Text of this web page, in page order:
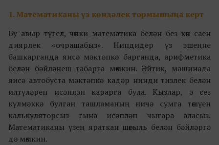
1. Математиканы үз көндәлек тормышыңа керт
Бу авыр түгел, чөнки математика белән без көн саен
диярлек «очрашабыз». Ниндидер үз эшеңне
башкарганда яисә мәктәпкә барганда, арифметика
белән бәйләнеш табарга мөмкин. Әйтик, машинада
яисә автобуста мәктәпкә кадәр нинди тизлек белән
илтүләрен исәпләп карарга була. Кызлар, ә сез
күлмәккә булган ташламаның ничә сумга төшүен
калькуляторсыз гына исәпләп чыгара аласыз.
Математиканы үзең яраткан шөгыль белән бәйләргә
дә мөмкин.